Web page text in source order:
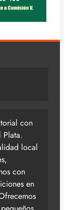
con
Plata.
local
con
en